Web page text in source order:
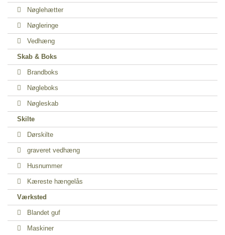
Nøglehætter
Nøgleringe
Vedhæng
Skab & Boks
Brandboks
Nøgleboks
Nøgleskab
Skilte
Dørskilte
graveret vedhæng
Husnummer
Kæreste hængelås
Værksted
Blandet guf
Maskiner